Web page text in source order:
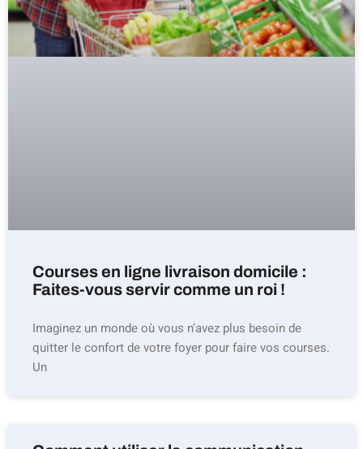
Courses en ligne livraison domicile :
Faites-vous servir comme un roi !
Imaginez un monde où vous n’avez plus besoin de
quitter le confort de votre foyer pour faire vos courses.
Un